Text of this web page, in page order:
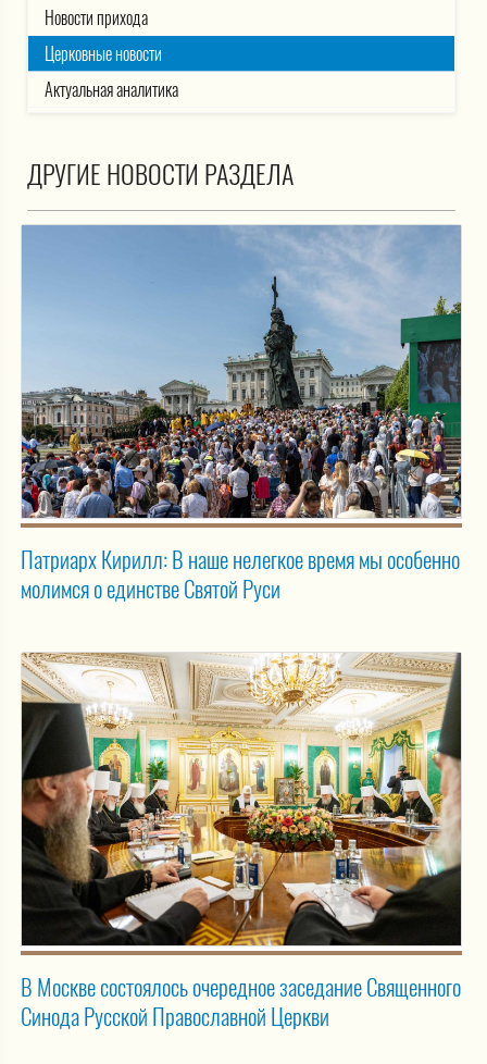
Новости прихода
Церковные новости
Актуальная аналитика
ДРУГИЕ НОВОСТИ РАЗДЕЛА
Патриарх Кирилл: В наше нелегкое время мы особенно
молимся о единстве Святой Руси
В Москве состоялось очередное заседание Священного
Синода Русской Православной Церкви